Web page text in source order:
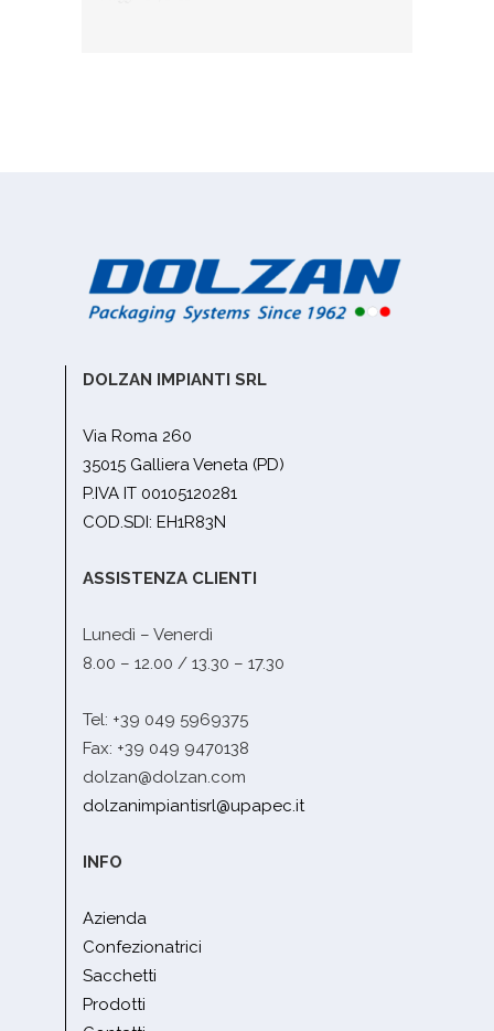
DOLZAN IMPIANTI SRL
Via Roma 260
35015 Galliera Veneta (PD)
P.IVA IT 00105120281
COD.SDI: EH1R83N
ASSISTENZA CLIENTI
Lunedì – Venerdì
8.00 – 12.00 / 13.30 – 17.30
Tel: +39 049 5969375
Fax: +39 049 9470138
dolzan@dolzan.com
dolzanimpiantisrl@upapec.it
INFO
Azienda
Confezionatrici
Sacchetti
Prodotti